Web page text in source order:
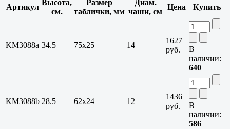
Артикул
Высота,
см.
Размер
таблички, мм
Диам.
чаши, см
Цена Купить
KM3088a 34.5 75х25 14
1627
руб.
В
наличии:
640
KM3088b 28.5 62х24 12
1436
руб.
В
наличии:
586